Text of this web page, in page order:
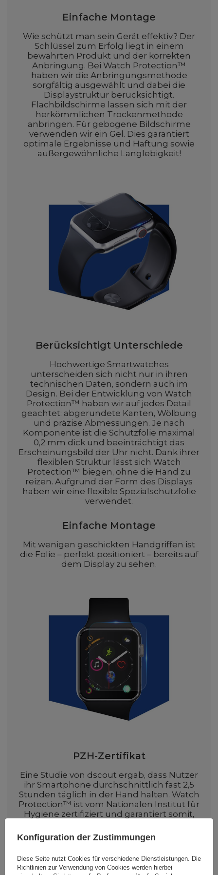
Einfache Montage
Wie schützt man sein Gerät effektiv? Der
Schlüssel zum Erfolg liegt in einem
bewährten Produkt und der korrekten
Anbringung. Bei Watch Protection™
haben wir die Anbringungsmethode
sorgfältig ausgewählt und dabei die
Displaystruktur berücksichtigt.
Flachbildschirme lassen sich mit der
herkömmlichen Trockenmethode
anbringen. Für gebogene Bildschirme
verwenden wir ein Gel. Dies garantiert
optimale Ergebnisse und Haftung sowie
außergewöhnliche Langlebigkeit!
Berücksichtigt Unterschiede
Hochwertige Smartwatches
unterscheiden sich nicht nur in ihren
technischen Daten, sondern auch im
Design. Bei der Entwicklung von Watch
Protection™ haben wir auf jedes Detail
geachtet: abgerundete Kanten, Wölbung
und präzise Abmessungen. Je nach
Komponente ist die Schutzfolie maximal
0,2 mm dick und beeinträchtigt das
Erscheinungsbild der Uhr nicht. Dank ihrer
flexiblen Struktur lässt sich Watch
Protection™ biegen, ohne die Hand zu
reizen. Aufgrund der Form des Displays
haben wir eine flexible Spezialschutzfolie
verwendet.
Einfache Montage
Mit wenigen geschickten Handgriffen ist
die Folie – perfekt positioniert – bereits auf
dem Display zu sehen.
PZH-Zertifikat
Eine Studie von dscout ergab, dass Nutzer
ihr Smartphone durchschnittlich fast 2,5
Stunden täglich in der Hand halten. Watch
Protection™ ist vom Nationalen Institut für
Hygiene zertifiziert und garantiert somit,
gesundheitlich unbedenklich ist –
unabhängig davon, wie viel Zeit Sie mit
Konfiguration der Zustimmungen
Diese Seite nutzt Cookies für verschiedene Dienstleistungen. Die
Richtlinien zur Verwendung von Cookies werden hierbei